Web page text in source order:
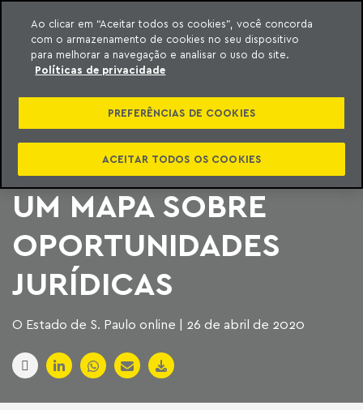
o conteúdo
Machado Meyer
ACELERAR
TRANSFORMAÇÕES
EM TEMPOS DE CRISE:
UM MAPA SOBRE
OPORTUNIDADES
JURÍDICAS
O Estado de S. Paulo online | 26 de abril de 2020
Ao clicar em “Aceitar todos os cookies”, você concorda
com o armazenamento de cookies no seu dispositivo
para melhorar a navegação e analisar o uso do site.
Políticas de privacidade
PREFERÊNCIAS DE COOKIES
ACEITAR TODOS OS COOKIES